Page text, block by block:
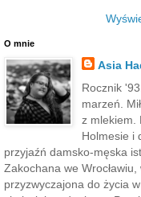
O mnie
Asia
Rocznik
marzeń.
z mlekiem.
Holmesie i
przyjaźń damsko-męska
Zakochana we Wrocławiu,
przyzwyczajona do życia